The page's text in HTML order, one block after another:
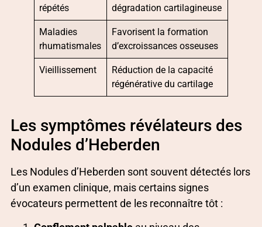
répétés
dégradation cartilagineuse
Maladies
rhumatismales
Favorisent la formation
d’excroissances osseuses
Vieillissement
Réduction de la capacité
régénérative du cartilage
Les symptômes révélateurs des
Nodules d’Heberden
Les Nodules d’Heberden sont souvent détectés lors
d’un examen clinique, mais certains signes
évocateurs permettent de les reconnaître tôt :